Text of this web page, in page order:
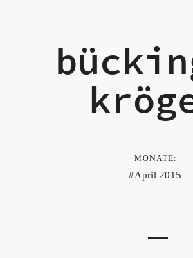
MONATE:
April 2015